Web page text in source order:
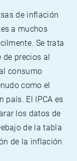
de inflación
a muchos
Se trata
de precios al
consumo
como el
país. El IPCA es
los datos de
de la tabla
de la inflación